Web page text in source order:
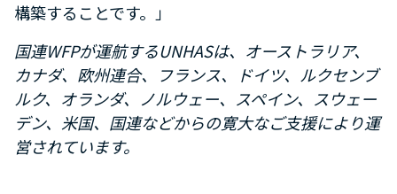
構築することです。」
国連WFPが運航するUNHASは、オーストラリア、
カナダ、欧州連合、フランス、ドイツ、ルクセンブ
ルク、オランダ、ノルウェー、スペイン、スウェー
デン、米国、国連などからの寛大なご支援により運
営されています。